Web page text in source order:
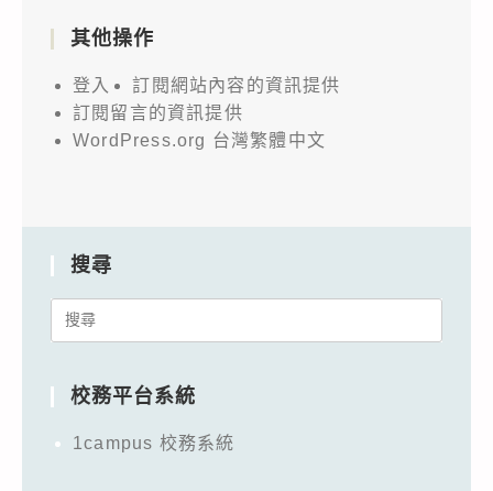
其他操作
登入
訂閱網站內容的資訊提供
訂閱留言的資訊提供
WordPress.org 台灣繁體中文
搜尋
Search
校務平台系統
1campus 校務系統